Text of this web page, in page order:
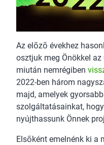
Az előző évekhez
osztjuk meg Önökkel
miután nemrégiben
2022-ben három
majd, amelyek
szolgáltatásainkat,
nyújthassunk Önnek
Elsőként emelnénk ki a